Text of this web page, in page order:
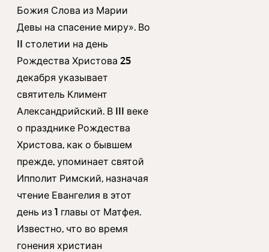
Божия Слова из Марии
Девы на спасение миру». Во
II столетии на день
Рождества Христова 25
декабря указывает
святитель Климент
Александрийский. В III веке
о празднике Рождества
Христова, как о бывшем
прежде, упоминает святой
Ипполит Римский, назначая
чтение Евангелия в этот
день из 1 главы от Матфея.
Известно, что во время
гонения христиан